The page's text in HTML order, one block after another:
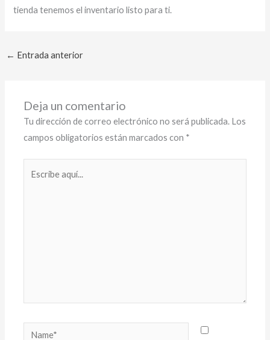
tienda tenemos el inventario listo para ti.
← Entrada anterior
Deja un comentario
Tu dirección de correo electrónico no será publicada. Los
campos obligatorios están marcados con *
Name*